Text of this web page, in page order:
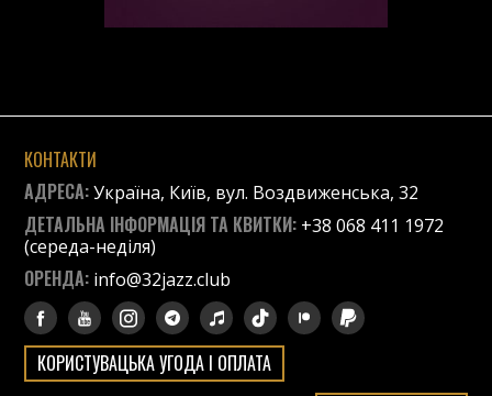
КОНТАКТИ
АДРЕСА:Україна, Київ, вул. Воздвиженська, 32
ДЕТАЛЬНА ІНФОРМАЦІЯ ТА КВИТКИ: +38 068 411 1972
(середа-неділя)
ОРЕНДА: info@32jazz.club
КОРИСТУВАЦЬКА УГОДА І ОПЛАТА